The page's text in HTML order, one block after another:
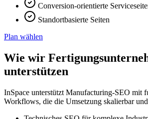
Conversion-orientierte
Standortbasierte Seiten
Plan wählen
Wie wir
unterstützen
InSpace unterstützt Manufacturing-SEO mit
Workflows, die die Umsetzung skalierbar und